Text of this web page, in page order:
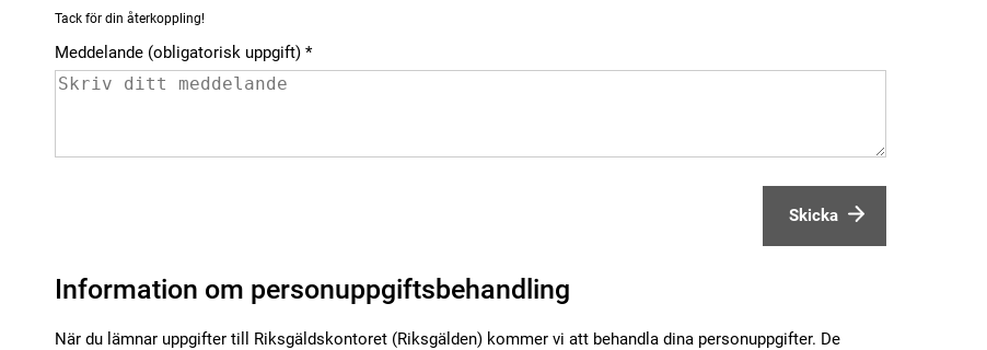
Tack för din återkoppling!
Meddelande (obligatorisk uppgift)
Skicka
Information om personuppgiftsbehandling
När du lämnar uppgifter till Riksgäldskontoret (Riksgälden) kommer vi att behandla dina personuppgifter. De